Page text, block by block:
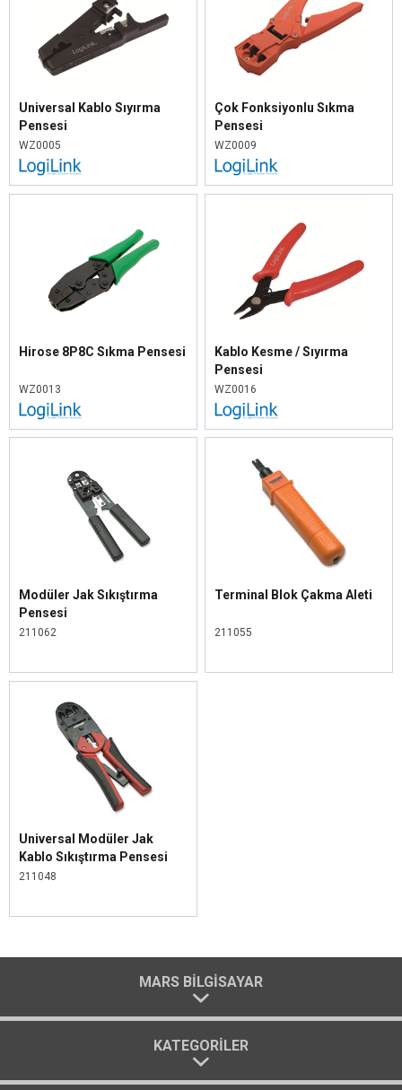
Universal Kablo Sıyırma
Pensesi
WZ0005
Çok Fonksiyonlu Sıkma
Pensesi
WZ0009
Hirose 8P8C Sıkma Pensesi
WZ0013
Kablo Kesme / Sıyırma
Pensesi
WZ0016
Modüler Jak Sıkıştırma
Pensesi
211062
Terminal Blok Çakma Aleti
211055
Universal Modüler Jak
Kablo Sıkıştırma Pensesi
211048
MARS BILGISAYAR
KATEGORILER